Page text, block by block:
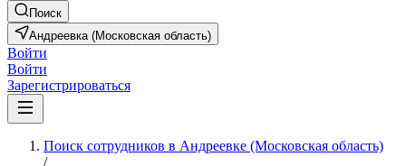
Поиск
Андреевка (Московская область)
Войти
Войти
Зарегистрироваться
Поиск сотрудников в Андреевке (Московская область)
/